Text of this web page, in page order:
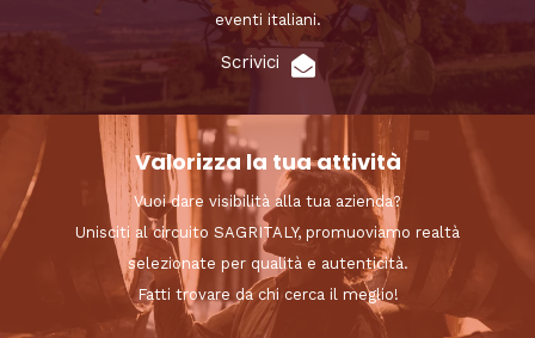
eventi italiani.
Scrivici
Valorizza la tua attività
Vuoi dare visibilità alla tua azienda?
Unisciti al circuito SAGRITALY, promuoviamo realtà
selezionate per qualità e autenticità.
Fatti trovare da chi cerca il meglio!